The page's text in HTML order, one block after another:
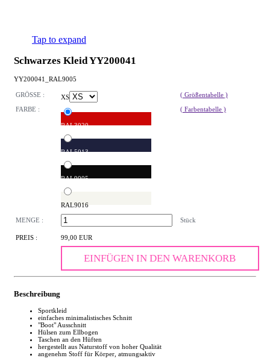
Tap to expand
Schwarzes Kleid YY200041
YY200041_RAL9005
GRÖSSE : XS
( Größentabelle )
FARBE :
RAL3020
RAL5013
RAL9005
RAL9016
( Farbentabelle )
MENGE : Stück
PREIS : 99,00 EUR
EINFÜGEN IN DEN WARENKORB
Beschreibung
Sportkleid
einfaches minimalistisches Schnitt
"Boot" Ausschnitt
Hülsen zum Ellbogen
Taschen an den Hüften
hergestellt aus Naturstoff von hoher Qualität
angenehm Stoff für Körper, atmungsaktiv